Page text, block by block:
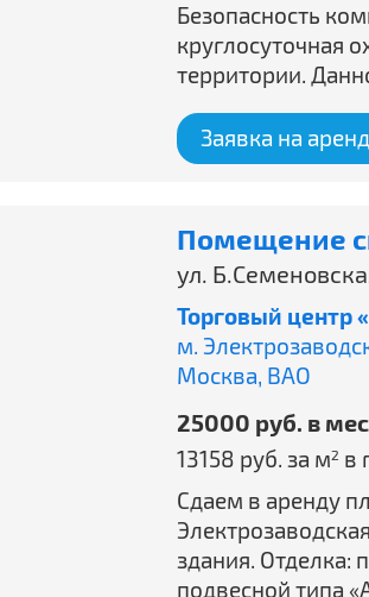
Безопасность
круглосуточная
территории.
Заявка на
Помещение
ул.
Торговый центр
м.
Москва, ВАО
25000 руб. в
13158 руб. за м2 в
Сдаем в аренду
здания. Отделка:
подвесной типа